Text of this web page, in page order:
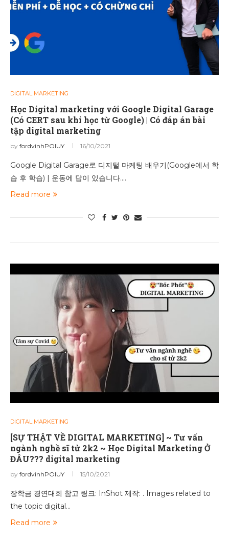
DIGITAL MARKETING
Học Digital marketing với Google Digital Garage
(Có CERT sau khi học từ Google) | Có đáp án bài
tập digital marketing
by fordvinhPOIUY 16/10/2021
Google Digital Garage로 디지털 마케팅 배우기(Google에서 학
습 후 학습) | 운동에 답이 있습니다.…
Read more
DIGITAL MARKETING
[SỰ THẬT VỀ DIGITAL MARKETING] ~ Tư vấn
ngành nghề sĩ tử 2k2 ~ Học Digital Marketing Ở
ĐÂU??? digital marketing
by fordvinhPOIUY 15/10/2021
장학금 경연대회 참고 링크: InShot 제작: . Images related to
the topic digital…
Read more